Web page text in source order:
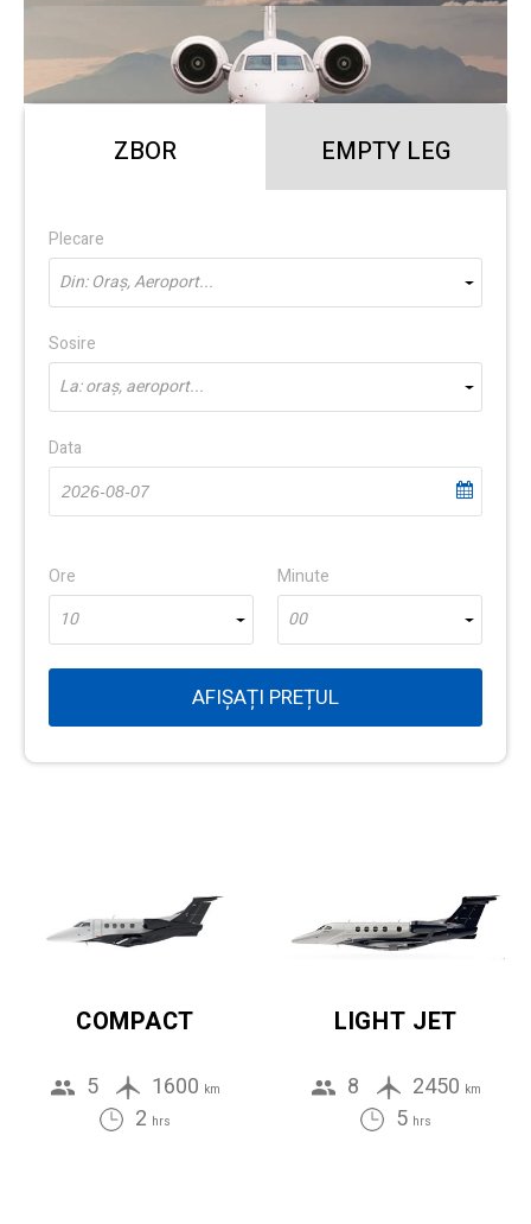
ZBOR EMPTY LEG
Plecare
Din: Oraș, Aeroport...
Sosire
La: oraș, aeroport...
Data
Ore
10
Minute
00
AFIȘAȚI PREȚUL
COMPACT
5 1600 km
2 hrs
LIGHT JET
8 2450 km
5 hrs